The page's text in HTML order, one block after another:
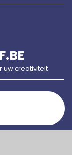
uw creativiteit